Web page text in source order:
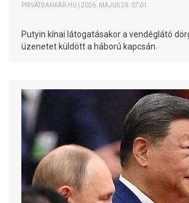
PRIVÁTBANKÁR.HU | 2026. MÁJUS 20. 07:01
Putyin kínai látogatásakor a vendéglátó
üzenetet küldött a háború kapcsán.